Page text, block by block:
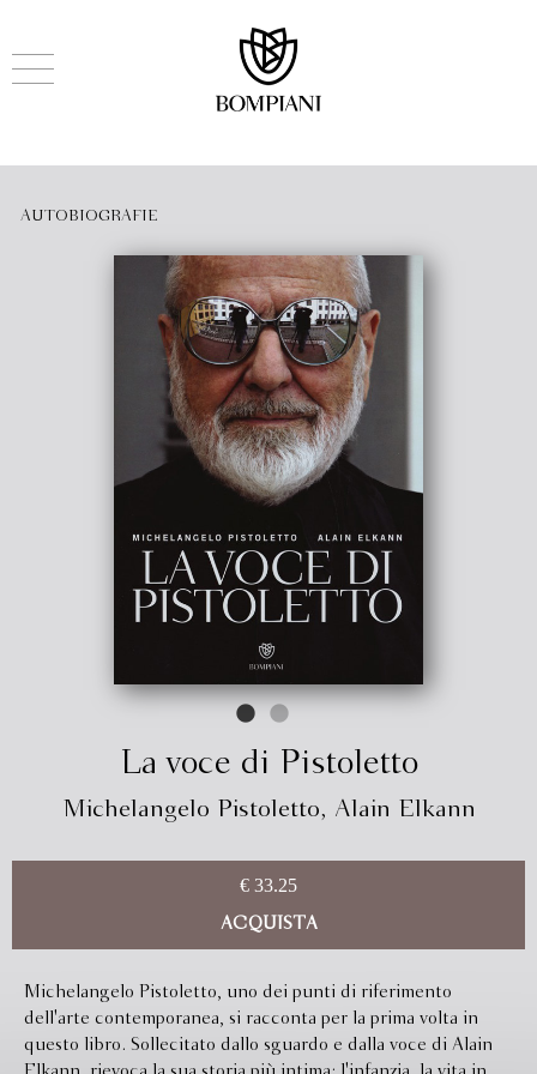
AUTOBIOGRAFIE
La voce di Pistoletto
Michelangelo Pistoletto, Alain Elkann
€ 33.25
ACQUISTA
Michelangelo Pistoletto, uno dei punti di riferimento
dell'arte contemporanea, si racconta per la prima volta in
questo libro. Sollecitato dallo sguardo e dalla voce di Alain